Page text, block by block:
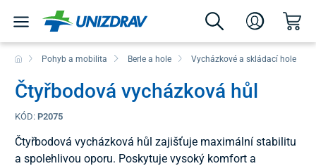
Pohyb a mobilita Berle a hole Vycházkové a skládací hole
Čtyřbodová vycházková hůl
KÓD: P2075
Čtyřbodová vycházková hůl zajišťuje maximální stabilitu
a spolehlivou oporu. Poskytuje vysoký komfort a